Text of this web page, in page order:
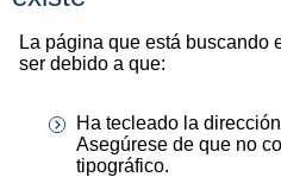
La página que está buscando
ser debido a que:
Ha tecleado la
Asegúrese de que no
tipográfico.